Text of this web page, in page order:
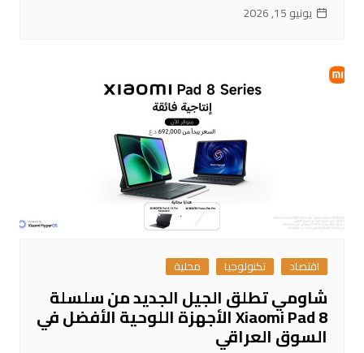
يونيو 15, 2026
اقتصاد تكنولوجيا محلية
شاومي تطلق الجيل الجديد من سلسلة
Xiaomi Pad 8 الأجهزة اللوحية الأفضل في
السوق العراقي